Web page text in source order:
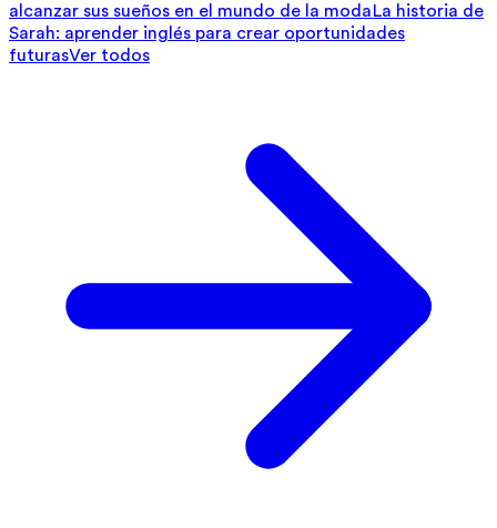
alcanzar sus sueños en el mundo de la modaLa historia de
Sarah: aprender inglés para crear oportunidades
futurasVer todos